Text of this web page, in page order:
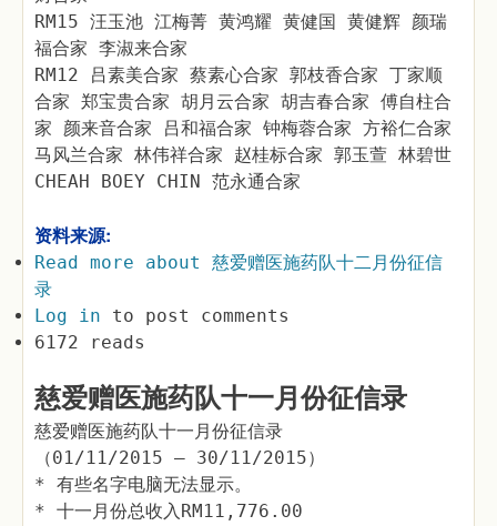
RM15 汪玉池 江梅菁 黄鸿耀 黄健国 黄健辉 颜瑞
福合家 李淑来合家
RM12 吕素美合家 蔡素心合家 郭枝香合家 丁家顺
合家 郑宝贵合家 胡月云合家 胡吉春合家 傅自柱合
家 颜来音合家 吕和福合家 钟梅蓉合家 方裕仁合家
马风兰合家 林伟祥合家 赵桂标合家 郭玉萱 林碧世
CHEAH BOEY CHIN 范永通合家
资料来源:
Read more about 慈爱赠医施药队十二月份征信
录
Log in to post comments
6172 reads
慈爱赠医施药队十一月份征信录
慈爱赠医施药队十一月份征信录
（01/11/2015 – 30/11/2015）
* 有些名字电脑无法显示。
* 十一月份总收入RM11,776.00